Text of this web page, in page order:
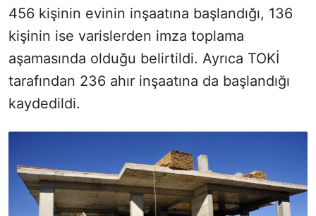
456 kişinin evinin inşaatına başlandığı, 136
kişinin ise varislerden imza toplama
aşamasında olduğu belirtildi. Ayrıca TOKİ
tarafından 236 ahır inşaatına da başlandığı
kaydedildi.